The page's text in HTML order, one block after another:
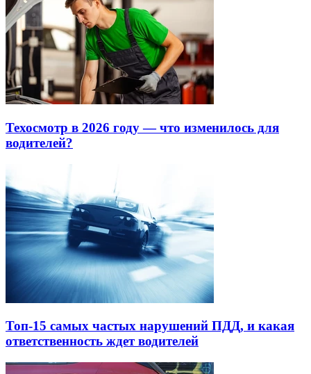
Техосмотр в 2026 году — что изменилось для
водителей?
Топ-15 самых частых нарушений ПДД, и какая
ответственность ждет водителей